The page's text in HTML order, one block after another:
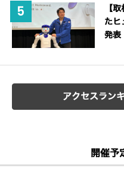
【
たヒ
発表
アクセスラン
開催予